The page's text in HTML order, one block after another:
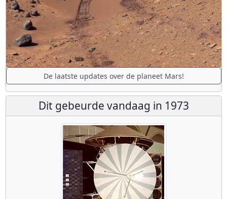
De laatste updates over de planeet Mars!
Dit gebeurde vandaag in 1973